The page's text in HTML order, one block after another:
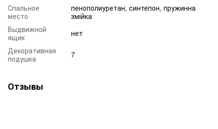
Спальное
место
пенополиуретан, синтепон, пружинна
змійка
Выдвижной
ящик
нет
Декоративная
подушка
7
Отзывы